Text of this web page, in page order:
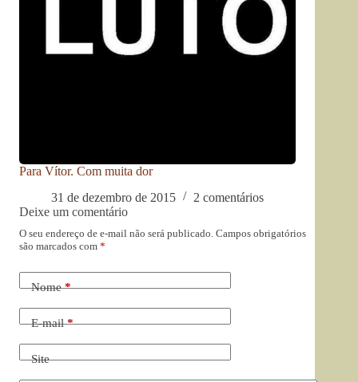
Para Vítor. Com muita dor
31 de dezembro de 2015
2 comentários
Deixe um comentário
O seu endereço de e-mail não será publicado. Campos obrigatórios
são marcados com *
Nome*
E-mail*
Site